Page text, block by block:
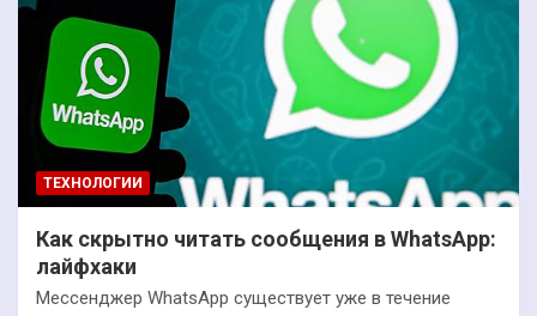
ТЕХНОЛОГИИ
Как скрытно читать сообщения в WhatsApp:
лайфхаки
Мессенджер WhatsApp существует уже в течение